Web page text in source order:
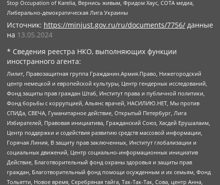
Stop Occupation of Karelia, Вернись живым, Фридом Хаус, СОТА медиа,
Либерально-демократическая Лига Украины
Источник: https://minjust.gov.ru/ru/documents/7756/ данные
на 13.05.2024
* Сведения реестра НКО, выполняющих функции
иностранного агента:
Лилит, Правозащитная группа Гражданин.Армия.Право, Нижегородский
центр немецкой и европейской культуры, Центр гендерных исследований,
Фонд защиты прав граждан Штаб, Институт права и публичной политики,
Фонд борьбы с коррупцией, Альянс врачей, НАСИЛИЮ.НЕТ, Мы против
СПИДа, СВЕЧА, Гуманитарное действие, Открытый Петербург, Лига
Избирателей, Правовая инициатива, Гражданский Союз, Хасдей Ерушалаим,
Центр поддержки и содействия развитию средств массовой информации,
Горячая Линия, В защиту прав заключенных, Институт глобализации и
социальных движений, Центр социально-информационных инициатив
Действие, Благотворительный фонд охраны здоровья и защиты прав
граждан, Благотворительный фонд помощи осужденным и их семьям, Фонд
Тольятти, Новое время, Серебряная тайга, Так-Так-Так, Сова, центр Анна,